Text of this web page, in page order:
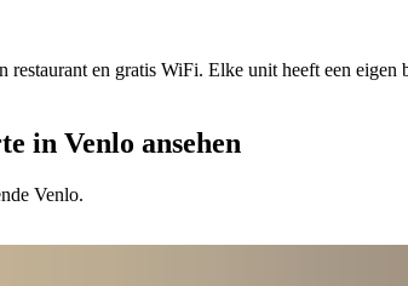
restaurant en gratis WiFi. Elke unit heeft een
in Venlo ansehen
Venlo.